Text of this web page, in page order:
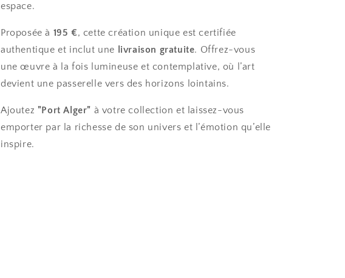
espace.
Proposée à 195 €, cette création unique est certifiée
authentique et inclut une
livraison gratuite. Offrez-vous
une œuvre à la fois lumineuse et contemplative, où l’art
devient une passerelle vers des horizons lointains.
Ajoutez "Port Alger" à votre collection et laissez-vous
emporter par la richesse de son univers et l’émotion qu’elle
inspire.